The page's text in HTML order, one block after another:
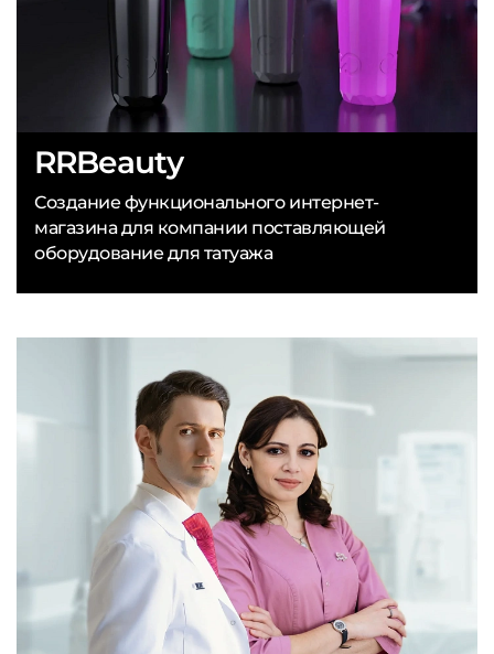
RRBeauty
Создание функционального интернет-
магазина для компании поставляющей
оборудование для татуажа